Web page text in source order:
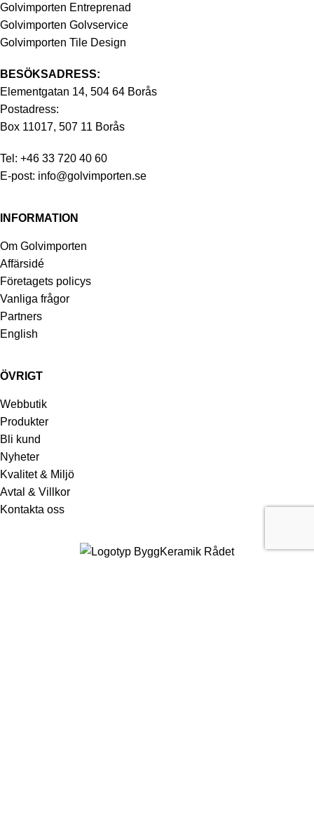
Golvimporten Entreprenad
Golvimporten Golvservice
Golvimporten Tile Design
BESÖKSADRESS:
Elementgatan 14, 504 64 Borås
Postadress:
Box 11017, 507 11 Borås
Tel: +46 33 720 40 60
E-post: info@golvimporten.se
INFORMATION
Om Golvimporten
Affärsidé
Företagets policys
Vanliga frågor
Partners
English
ÖVRIGT
Webbutik
Produkter
Bli kund
Nyheter
Kvalitet & Miljö
Avtal & Villkor
Kontakta oss